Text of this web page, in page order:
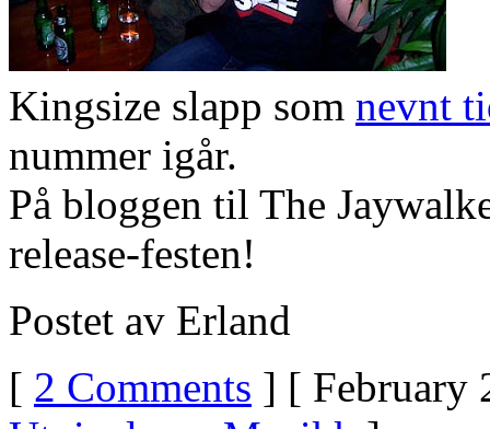
Kingsize slapp som nevnt
nummer igår.
På bloggen til The
release-festen!
Postet av Erland
[ 2 Comments ] [ February